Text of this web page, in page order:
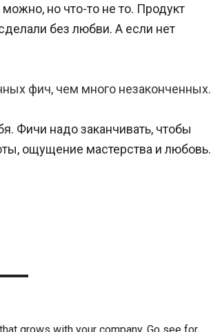
но что-то не то. Продукт
без любви. А если нет
фич, чем много незаконченных.
Фичи надо заканчивать, чтобы
ощущение мастерства и любовь.